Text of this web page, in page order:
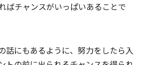
ばチャンスがいっぱいあることで
話にもあるように、努力をしたら入